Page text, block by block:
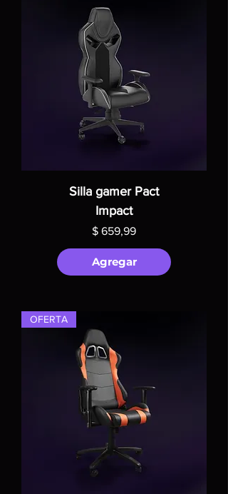
Silla gamer Pact
Impact
Precio
$ 659,99
Agregar
OFERTA